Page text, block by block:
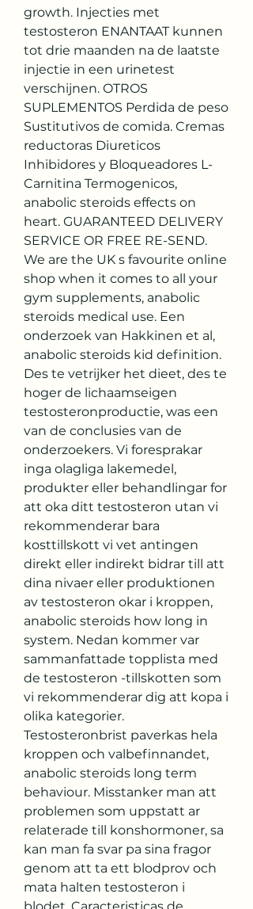
growth. Injecties met
testosteron ENANTAAT kunnen
tot drie maanden na de laatste
injectie in een urinetest
verschijnen. OTROS
SUPLEMENTOS Perdida de peso
Sustitutivos de comida. Cremas
reductoras Diureticos
Inhibidores y Bloqueadores L-
Carnitina Termogenicos,
anabolic steroids effects on
heart. GUARANTEED DELIVERY
SERVICE OR FREE RE-SEND.
We are the UK s favourite online
shop when it comes to all your
gym supplements, anabolic
steroids medical use. Een
onderzoek van Hakkinen et al,
anabolic steroids kid definition.
Des te vetrijker het dieet, des te
hoger de lichaamseigen
testosteronproductie, was een
van de conclusies van de
onderzoekers. Vi foresprakar
inga olagliga lakemedel,
produkter eller behandlingar for
att oka ditt testosteron utan vi
rekommenderar bara
kosttillskott vi vet antingen
direkt eller indirekt bidrar till att
dina nivaer eller produktionen
av testosteron okar i kroppen,
anabolic steroids how long in
system. Nedan kommer var
sammanfattade topplista med
de testosteron -tillskotten som
vi rekommenderar dig att kopa i
olika kategorier.
Testosteronbrist paverkas hela
kroppen och valbefinnandet,
anabolic steroids long term
behaviour. Misstanker man att
problemen som uppstatt ar
relaterade till konshormoner, sa
kan man fa svar pa sina fragor
genom att ta ett blodprov och
mata halten testosteron i
blodet. Caracteristicas de